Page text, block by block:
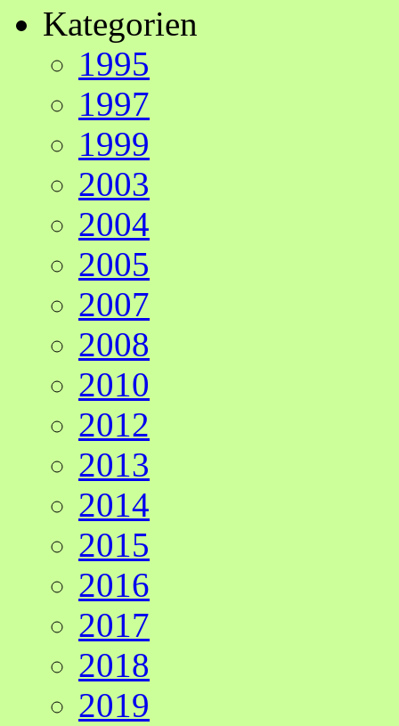
Kategorien
1995
1997
1999
2003
2004
2005
2007
2008
2010
2012
2013
2014
2015
2016
2017
2018
2019